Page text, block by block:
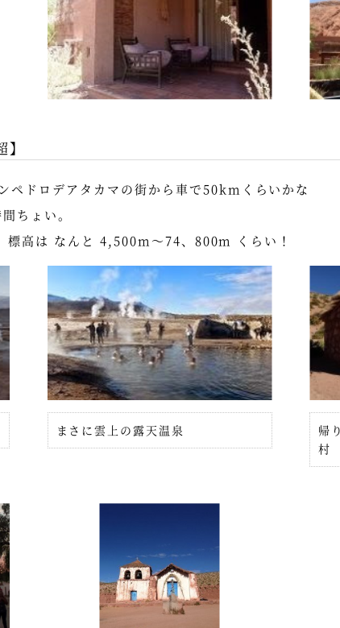
ペドロデアタカマの街から車で50kmくらいかな
ちょい。
標高は なんと 4,500m～74、800m くらい！
まさに雲上の露天温泉
帰
村